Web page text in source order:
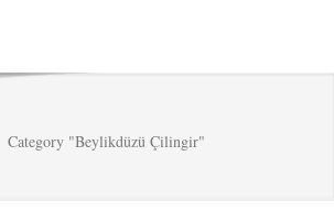
Category "Beylikdüzü Çilingir"